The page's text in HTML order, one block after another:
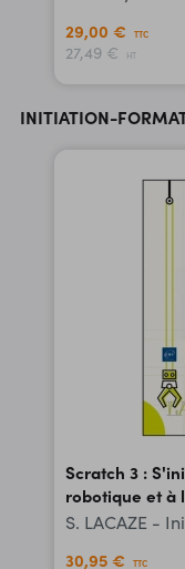
29,00 €
TTC
27,49 € HT
INITIATION-
Scratch 3 :
robotique et à
S. LACAZE -
30,95 €
TTC